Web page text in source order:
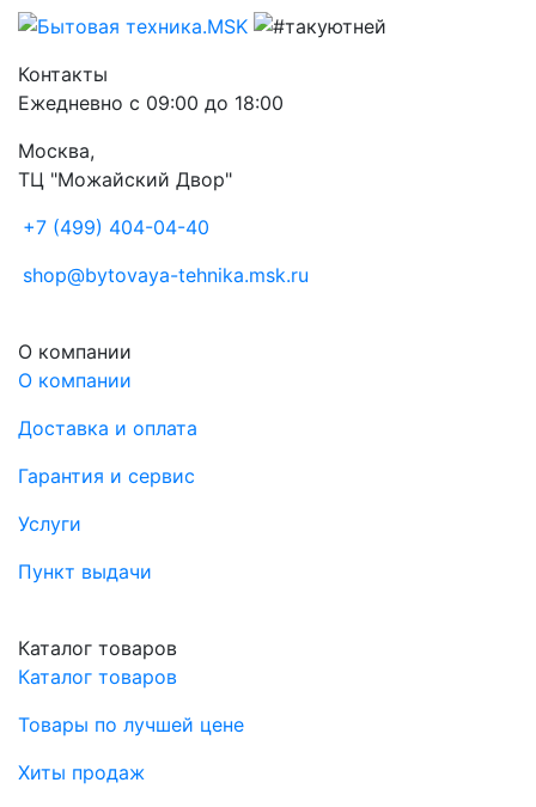
Контакты
Ежедневно с 09:00 до 18:00
Москва,
ТЦ "Можайский Двор"
+7 (499) 404-04-40
shop@bytovaya-tehnika.msk.ru
О компании
О компании
Доставка и оплата
Гарантия и сервис
Услуги
Пункт выдачи
Каталог товаров
Каталог товаров
Товары по лучшей цене
Хиты продаж